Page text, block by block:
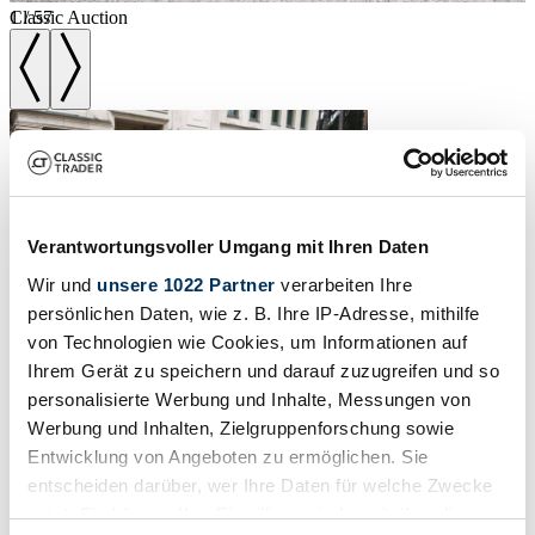
Verantwortungsvoller Umgang mit Ihren Daten
Wir und unsere 1022 Partner verarbeiten Ihre
persönlichen Daten, wie z. B. Ihre IP-Adresse, mithilfe
von Technologien wie Cookies, um Informationen auf
Ihrem Gerät zu speichern und darauf zuzugreifen und so
personalisierte Werbung und Inhalte, Messungen von
Werbung und Inhalten, Zielgruppenforschung sowie
Entwicklung von Angeboten zu ermöglichen. Sie
entscheiden darüber, wer Ihre Daten für welche Zwecke
nutzt. Sie können Ihre Einwilligung jederzeit über die
1/57
Classic Auction
1987 | Mercedes-Benz 300 SDL